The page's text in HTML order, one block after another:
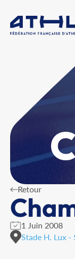
Retour
1 Juin 2008
Stade H. Lux -